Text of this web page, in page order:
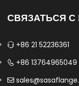
СВЯЗАТЬСЯ
+86 21 52236361
+86 13764965049